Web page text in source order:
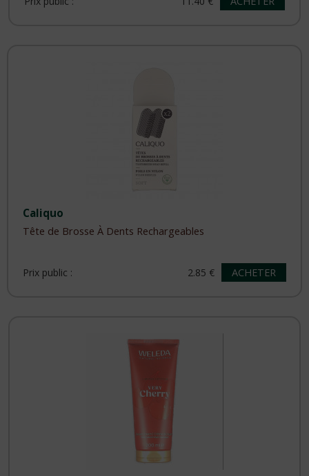
Caliquo
Tête de Brosse À Dents Rechargeables
Prix public : 2.85 € ACHETER